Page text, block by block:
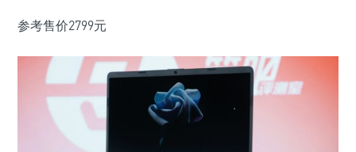
参考售价2799元